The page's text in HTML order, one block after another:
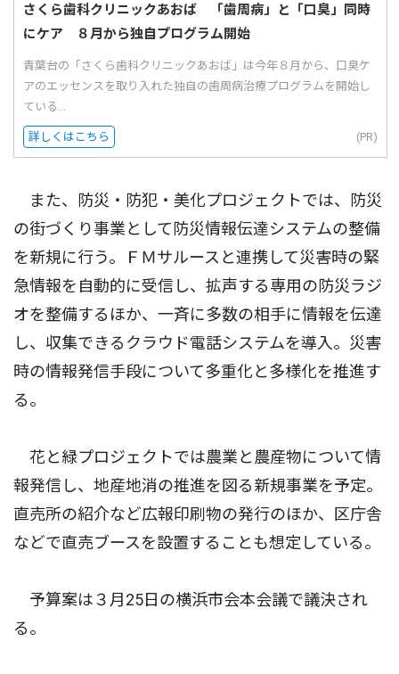
さくら歯科クリニックあおば 「歯周病」と「口臭」同時
にケア ８月から独自プログラム開始
青葉台の「さくら歯科クリニックあおば」は今年８月から、口臭ケ
アのエッセンスを取り入れた独自の歯周病治療プログラムを開始し
ている...
詳しくはこちら (PR)
また、防災・防犯・美化プロジェクトでは、防災
の街づくり事業として防災情報伝達システムの整備
を新規に行う。ＦＭサルースと連携して災害時の緊
急情報を自動的に受信し、拡声する専用の防災ラジ
オを整備するほか、一斉に多数の相手に情報を伝達
し、収集できるクラウド電話システムを導入。災害
時の情報発信手段について多重化と多様化を推進す
る。
花と緑プロジェクトでは農業と農産物について情
報発信し、地産地消の推進を図る新規事業を予定。
直売所の紹介など広報印刷物の発行のほか、区庁舎
などで直売ブースを設置することも想定している。
予算案は３月25日の横浜市会本会議で議決され
る。